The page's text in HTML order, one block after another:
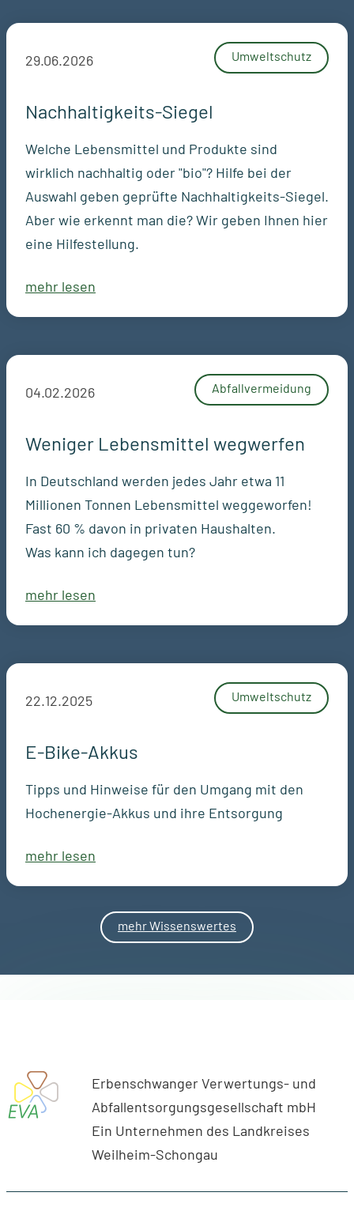
29.06.2026 Umweltschutz
Nachhaltigkeits-Siegel
Welche Lebensmittel und Produkte sind
wirklich nachhaltig oder "bio"? Hilfe bei der
Auswahl geben geprüfte Nachhaltigkeits-Siegel.
Aber wie erkennt man die? Wir geben Ihnen hier
eine Hilfestellung.
mehr lesen
04.02.2026 Abfallvermeidung
Weniger Lebensmittel wegwerfen
In Deutschland werden jedes Jahr etwa 11
Millionen Tonnen Lebensmittel weggeworfen!
Fast 60 % davon in privaten Haushalten.
Was kann ich dagegen tun?
mehr lesen
22.12.2025 Umweltschutz
E-Bike-Akkus
Tipps und Hinweise für den Umgang mit den
Hochenergie-Akkus und ihre Entsorgung
mehr lesen
mehr Wissenswertes
Erbenschwanger Verwertungs- und
Abfallentsorgungsgesellschaft mbH
Ein Unternehmen des Landkreises
Weilheim-Schongau